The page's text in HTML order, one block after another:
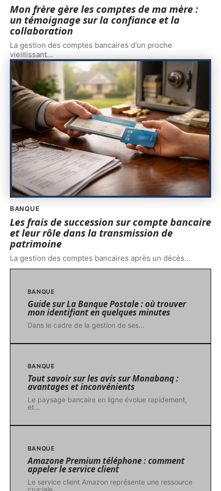
Mon frère gère les comptes de ma mère :
un témoignage sur la confiance et la
collaboration
La gestion des comptes bancaires d'un proche
vieillissant…
BANQUE
Les frais de succession sur compte bancaire
et leur rôle dans la transmission de
patrimoine
La gestion des comptes bancaires après un décès…
BANQUE
Guide sur La Banque Postale : où trouver
mon identifiant en quelques minutes
Dans le cadre de la gestion de ses…
BANQUE
Tout savoir sur les avis sur Monabanq :
avantages et inconvénients
Le paysage bancaire en ligne évolue rapidement,
et…
BANQUE
Amazone Premium téléphone : comment
appeler le service client
Le service client Amazon représente une ressource
cruciale…